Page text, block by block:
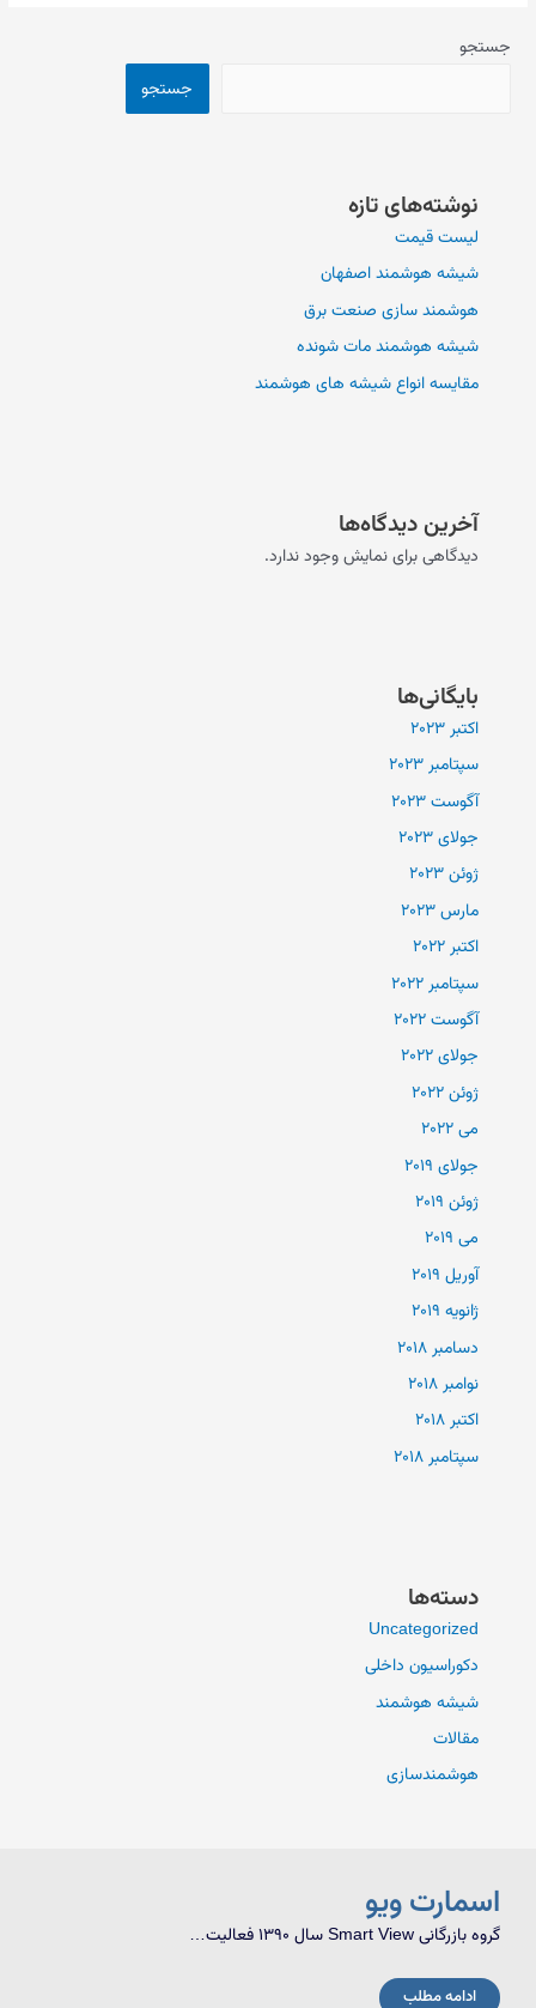
جستجو
جستجو
نوشته‌های تازه
لیست قیمت
شیشه هوشمند اصفهان
هوشمند سازی صنعت برق
شیشه هوشمند مات شونده
مقایسه انواع شیشه های هوشمند
آخرین دیدگاه‌ها
دیدگاهی برای نمایش وجود ندارد.
بایگانی‌ها
اکتبر 2023
سپتامبر 2023
آگوست 2023
جولای 2023
ژوئن 2023
مارس 2023
اکتبر 2022
سپتامبر 2022
آگوست 2022
جولای 2022
ژوئن 2022
می 2022
جولای 2019
ژوئن 2019
می 2019
آوریل 2019
ژانویه 2019
دسامبر 2018
نوامبر 2018
اکتبر 2018
سپتامبر 2018
دسته‌ها
Uncategorized
دکوراسیون داخلی
شیشه هوشمند
مقالات
هوشمندسازی
اسمارت ویو
گروه بازرگانی Smart View سال 1390 فعالیت…
ادامه مطلب